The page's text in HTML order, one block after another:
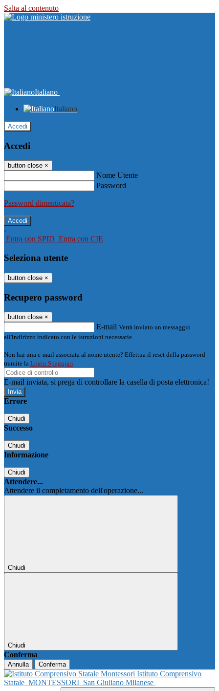
Salta al contenuto
Italiano
Italiano
Accedi
Accedi
button close ×
Nome Utente
Password
Password dimenticata?
-
Entra con SPID Entra con CIE
Seleziona utente
button close ×
Recupero password
button close ×
E-mail Verrà inviato un messaggio
all'indirizzo indicato con le istruzioni necessarie.
Non hai una e-mail associata al nome utente? Effettua il reset della password
tramite la Login Spaggiari
E-mail inviata, si prega di controllare la casella di posta elettronica!
Errore
Chiudi
Successo
Chiudi
Informazione
Chiudi
Attendere...
Attendere il completamento dell'operazione...
Chiudi
Chiudi
Conferma
Annulla Conferma
Istituto Comprensivo
Statale MONTESSORI San Giuliano Milanese